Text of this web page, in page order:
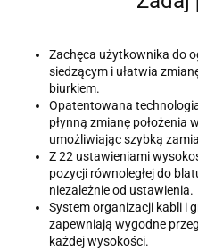
Zachęca użytkownika do
siedzącym i ułatwia
biurkiem.
Opatentowana
płynną zmianę położenia
umożliwiając szybką
Z 22 ustawieniami
pozycji równoległej do
niezależnie od ustawienia.
System organizacji kabli i
zapewniają wygodne
każdej wysokości.